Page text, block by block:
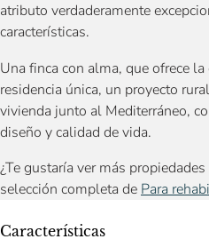
atributo verdaderamente
características.
Una finca con alma, que ofrece
residencia única, un proyecto
vivienda junto al Mediterráneo,
diseño y calidad de vida.
¿Te gustaría ver más
selección completa de Para
Características